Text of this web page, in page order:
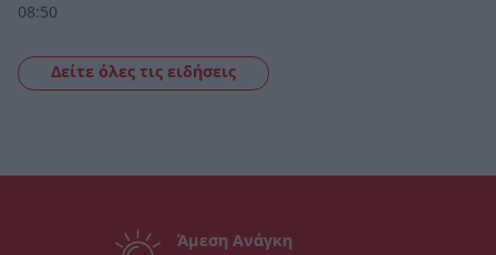
08:50
Δείτε όλες τις ειδήσεις
Άμεση Ανάγκη